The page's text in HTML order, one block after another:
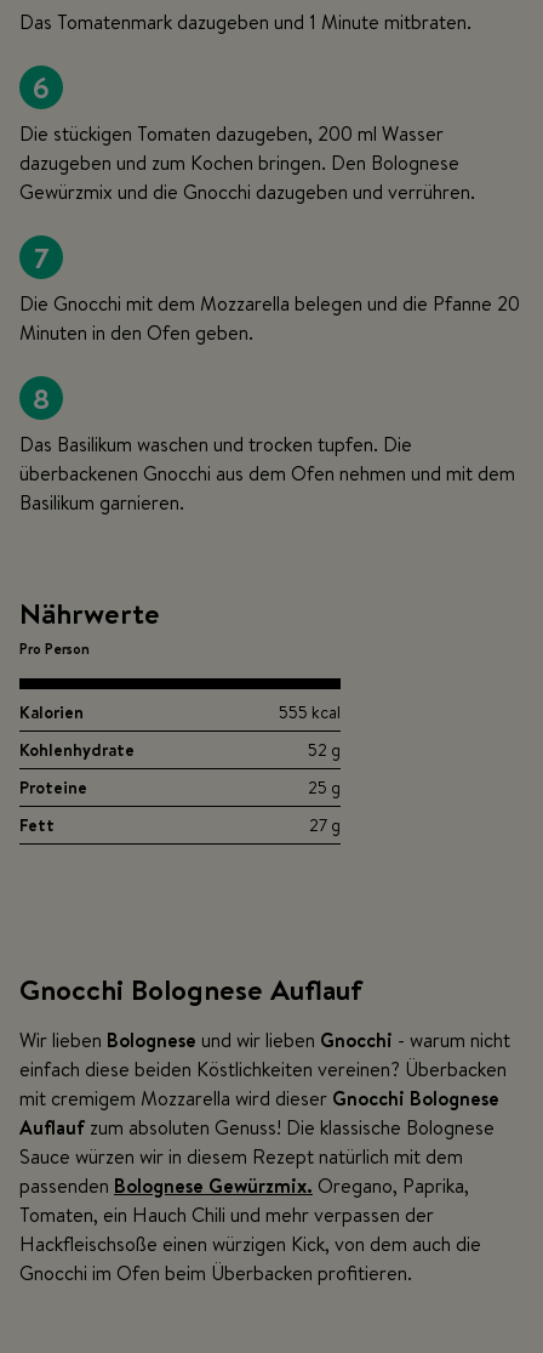
Das Tomatenmark dazugeben und 1 Minute mitbraten.
6
Die stückigen Tomaten dazugeben, 200 ml Wasser
dazugeben und zum Kochen bringen. Den Bolognese
Gewürzmix und die Gnocchi dazugeben und verrühren.
7
Die Gnocchi mit dem Mozzarella belegen und die Pfanne 20
Minuten in den Ofen geben.
8
Das Basilikum waschen und trocken tupfen. Die
überbackenen Gnocchi aus dem Ofen nehmen und mit dem
Basilikum garnieren.
Nährwerte
Pro Person
Kalorien
555 kcal
Kohlenhydrate
52 g
Proteine
25 g
Fett
27 g
Gnocchi Bolognese Auflauf
Wir lieben Bolognese und wir lieben Gnocchi - warum nicht
einfach diese beiden Köstlichkeiten vereinen? Überbacken
mit cremigem Mozzarella wird dieser Gnocchi Bolognese
Auflauf zum absoluten Genuss! Die klassische Bolognese
Sauce würzen wir in diesem Rezept natürlich mit dem
passenden Bolognese Gewürzmix. Oregano, Paprika,
Tomaten, ein Hauch Chili und mehr verpassen der
Hackfleischsoße einen würzigen Kick, von dem auch die
Gnocchi im Ofen beim Überbacken profitieren.